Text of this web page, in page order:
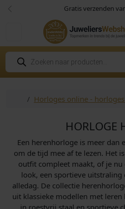
Skip to content
Skip to footer Gratis verzenden
Vorige
P
o
d
HomeHorloges online -
HORLOGE
Een herenhorloge is meer dan
om de tijd mee af te lezen. Het
outfit compleet maakt, of je nu
look, een sportieve uitstraling
alledag. De collectie
uit klassieke modellen met